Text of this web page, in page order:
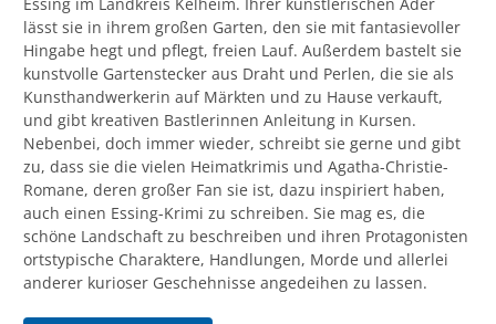
lässt sie in ihrem großen Garten, den sie mit fantasievoller
Hingabe hegt und pflegt, freien Lauf. Außerdem bastelt sie
kunstvolle Gartenstecker aus Draht und Perlen, die sie als
Kunsthandwerkerin auf Märkten und zu Hause verkauft,
und gibt kreativen Bastlerinnen Anleitung in Kursen.
Nebenbei, doch immer wieder, schreibt sie gerne und gibt
zu, dass sie die vielen Heimatkrimis und Agatha-Christie-
Romane, deren großer Fan sie ist, dazu inspiriert haben,
auch einen Essing-Krimi zu schreiben. Sie mag es, die
schöne Landschaft zu beschreiben und ihren Protagonisten
ortstypische Charaktere, Handlungen, Morde und allerlei
anderer kurioser Geschehnisse angedeihen zu lassen.